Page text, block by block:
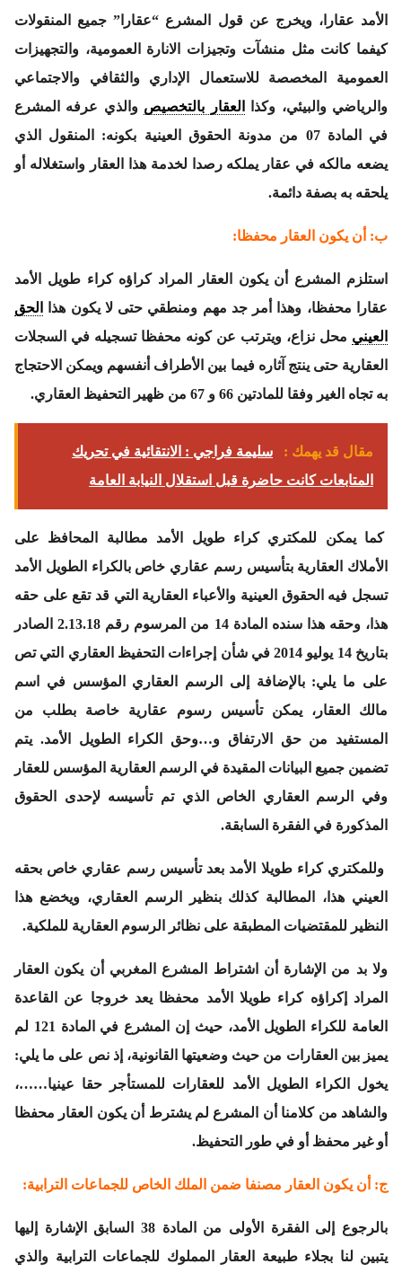
الأمد عقارا، ويخرج عن قول المشرع “عقارا” جميع المنقولات
كيفما كانت مثل منشآت وتجيزات الانارة العمومية، والتجهيزات
العمومية المخصصة للاستعمال الإداري والثقافي والاجتماعي
والرياضي والبيئي، وكذا
العقار بالتخصيص والذي عرفه المشرع
في المادة 07 من مدونة الحقوق العينية بكونه: المنقول الذي
يضعه مالكه في عقار يملكه رصدا لخدمة هذا العقار واستغلاله أو
يلحقه به بصفة دائمة.
ب: أن يكون العقار محفظا:
استلزم المشرع أن يكون العقار المراد كراؤه كراء طويل الأمد
عقارا محفظا، وهذا أمر جد مهم ومنطقي حتى لا يكون هذا
الحق
العيني محل نزاع، ويترتب عن كونه محفظا تسجيله في السجلات
العقارية حتى ينتج آثاره فيما بين الأطراف أنفسهم ويمكن الاحتجاج
به تجاه الغير وفقا للمادتين 66 و 67 من ظهير التحفيظ العقاري.
مقال قد يهمك :
سليمة فراجي : الانتقائية في تحريك
المتابعات كانت حاضرة قبل استقلال النيابة العامة
كما يمكن للمكتري كراء طويل الأمد مطالبة المحافظ على
الأملاك العقارية بتأسيس رسم عقاري خاص بالكراء الطويل الأمد
تسجل فيه الحقوق العينية والأعباء العقارية التي قد تقع على حقه
هذا، وحقه هذا سنده المادة 14 من المرسوم رقم 2.13.18 الصادر
بتاريخ 14 يوليو 2014 في شأن إجراءات التحفيظ العقاري التي تص
على ما يلي: بالإضافة إلى الرسم العقاري المؤسس في اسم
مالك العقار، يمكن تأسيس رسوم عقارية خاصة بطلب من
المستفيد من حق الارتفاق و…وحق الكراء الطويل الأمد. يتم
تضمين جميع البيانات المقيدة في الرسم العقارية المؤسس للعقار
وفي الرسم العقاري الخاص الذي تم تأسيسه لإحدى الحقوق
المذكورة في الفقرة السابقة.
وللمكتري كراء طويلا الأمد بعد تأسيس رسم عقاري خاص بحقه
العيني هذا، المطالبة كذلك بنظير الرسم العقاري، ويخضع هذا
النظير للمقتضيات المطبقة على نظائر الرسوم العقارية للملكية.
ولا بد من الإشارة أن اشتراط المشرع المغربي أن يكون العقار
المراد إكراؤه كراء طويلا الأمد محفظا يعد خروجا عن القاعدة
العامة للكراء الطويل الأمد، حيث إن المشرع في المادة 121 لم
يميز بين العقارات من حيث وضعيتها القانونية، إذ نص على ما يلي:
يخول الكراء الطويل الأمد للعقارات للمستأجر حقا عينيا……،
والشاهد من كلامنا أن المشرع لم يشترط أن يكون العقار محفظا
أو غير محفظ أو في طور التحفيظ.
ج: أن يكون العقار مصنفا ضمن الملك الخاص للجماعات الترابية:
بالرجوع إلى الفقرة الأولى من المادة 38 السابق الإشارة إليها
يتبين لنا بجلاء طبيعة العقار المملوك للجماعات الترابية والذي